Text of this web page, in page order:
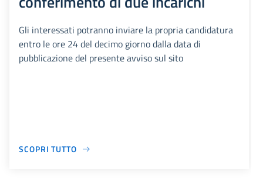
Gli interessati potranno inviare la propria candidatura
entro le ore 24 del decimo giorno dalla data di
pubblicazione del presente avviso sul sito
SCOPRI TUTTO